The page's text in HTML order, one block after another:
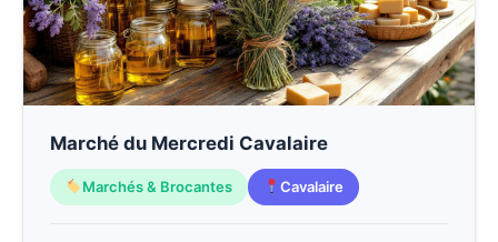
Marché du Mercredi Cavalaire
Marchés & Brocantes Cavalaire